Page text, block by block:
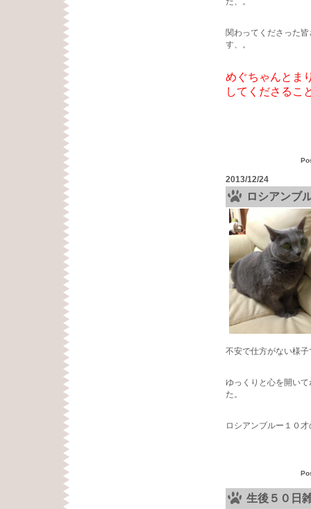
関わってくださった
す、。
めぐちゃんとま
してくださるこ
2013/12/24
ロシアンブ
不安で仕方がない様
ゆっくりと心を開い
た。
ロシアンブルー１０
生後５０日